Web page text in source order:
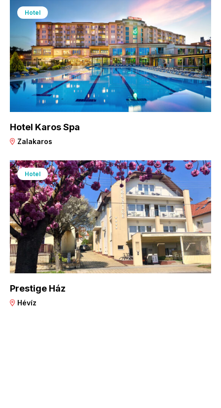
Hotel
Hotel Karos Spa
Zalakaros
Hotel
Prestige Ház
Hévíz